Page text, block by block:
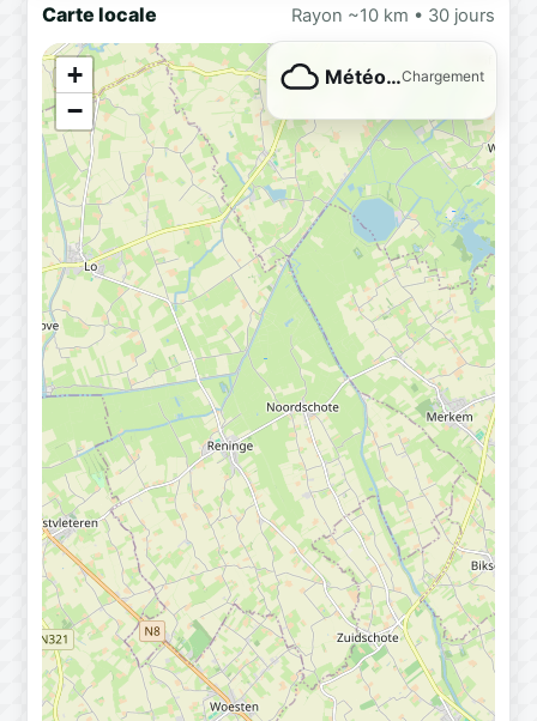
Carte locale Rayon ~10 km • 30 jours
+
−
Météo…Chargement